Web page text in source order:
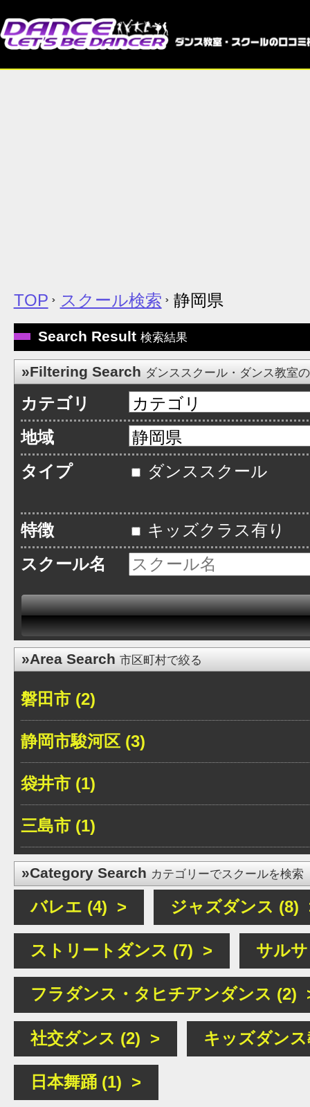
TOP スクール検索 静岡県
Search Result 検索結果
»Filtering Search ダンススクール・ダンス教室
カテゴリ
地域
タイプ
ダンススクール
特徴
キッズクラス有り
スクール名
»Area Search市区町村で絞る
磐田市 (2)
静岡市駿河区 (3)
袋井市 (1)
三島市 (1)
»Category Search カテゴリーでスクールを検索
バレエ (4) > ジャズダンス (8)
ストリートダンス (7) > サル
フラダンス・タヒチアンダンス (2)
社交ダンス (2) > キッズダン
日本舞踊 (1) >